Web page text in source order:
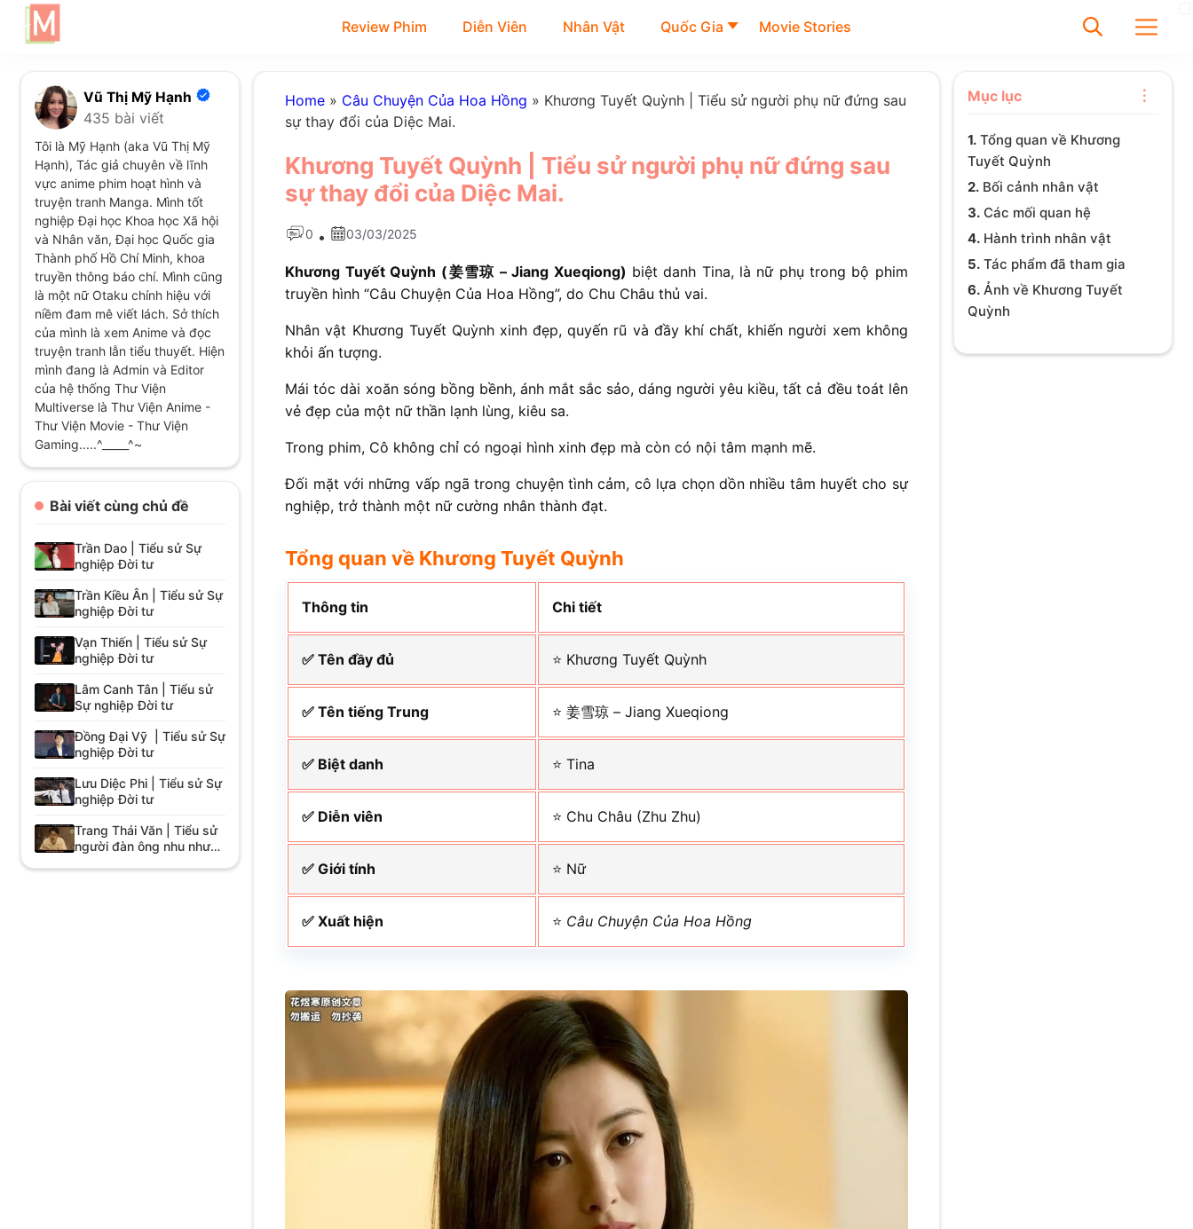
Review Phim Diễn Viên Nhân Vật Quốc Gia Movie Stories
Chưa có bài viết được tìm
thấy
Vũ Thị Mỹ Hạnh
435 bài viết
Tôi là Mỹ Hạnh (aka Vũ Thị Mỹ
Hạnh), Tác giả chuyên về lĩnh
vực anime phim hoạt hình và
truyện tranh Manga. Mình tốt
nghiệp Đại học Khoa học Xã hội
và Nhân văn, Đại học Quốc gia
Thành phố Hồ Chí Minh, khoa
truyền thông báo chí. Mình cũng
là một nữ Otaku chính hiệu với
niềm đam mê viết lách. Sở thích
của mình là xem Anime và đọc
truyện tranh lẫn tiểu thuyết. Hiện
mình đang là Admin và Editor
của hệ thống Thư Viện
Multiverse là Thư Viện Anime -
Thư Viện Movie - Thư Viện
Gaming.....^_____^~
Bài viết cùng chủ đề
Trần Dao | Tiểu sử Sự
nghiệp Đời tư
Trần Kiều Ân | Tiểu sử Sự
nghiệp Đời tư
Vạn Thiến | Tiểu sử Sự
nghiệp Đời tư
Lâm Canh Tân | Tiểu sử
Sự nghiệp Đời tư
Đồng Đại Vỹ | Tiểu sử Sự
nghiệp Đời tư
Lưu Diệc Phi | Tiểu sử Sự
nghiệp Đời tư
Trang Thái Văn | Tiểu sử
người đàn ông nhu nhược
Home » Câu Chuyện Của Hoa Hồng » Khương Tuyết Quỳnh | Tiểu sử người phụ nữ đứng sau
sự thay đổi của Diệc Mai.
Khương Tuyết Quỳnh | Tiểu sử người phụ nữ đứng sau
sự thay đổi của Diệc Mai.
0 • 03/03/2025
Khương Tuyết Quỳnh (姜雪琼 – Jiang Xueqiong) biệt danh Tina, là nữ phụ trong bộ phim
truyền hình “Câu Chuyện Của Hoa Hồng”, do Chu Châu thủ vai.
Nhân vật Khương Tuyết Quỳnh xinh đẹp, quyến rũ và đầy khí chất, khiến người xem không
khỏi ấn tượng.
Mái tóc dài xoăn sóng bồng bềnh, ánh mắt sắc sảo, dáng người yêu kiều, tất cả đều toát lên
vẻ đẹp của một nữ thần lạnh lùng, kiêu sa.
Trong phim, Cô không chỉ có ngoại hình xinh đẹp mà còn có nội tâm mạnh mẽ.
Đối mặt với những vấp ngã trong chuyện tình cảm, cô lựa chọn dồn nhiều tâm huyết cho sự
nghiệp, trở thành một nữ cường nhân thành đạt.
Tổng quan về Khương Tuyết Quỳnh
Thông tin Chi tiết
✅ Tên đầy đủ ⭐ Khương Tuyết Quỳnh
✅ Tên tiếng Trung ⭐ 姜雪琼 – Jiang Xueqiong
✅ Biệt danh ⭐ Tina
✅ Diễn viên ⭐ Chu Châu (Zhu Zhu)
✅ Giới tính ⭐ Nữ
✅ Xuất hiện ⭐ Câu Chuyện Của Hoa Hồng
Mục lục
1.Tổng quan về Khương
Tuyết Quỳnh
2.Bối cảnh nhân vật
3.Các mối quan hệ
4.Hành trình nhân vật
5.Tác phẩm đã tham gia
6.Ảnh về Khương Tuyết
Quỳnh